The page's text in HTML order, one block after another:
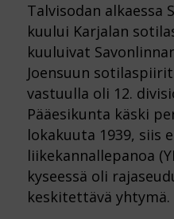
Talvisodan alkaessa
kuului Karjalan
kuuluivat
Joensuun
vastuulla oli 12.
Pääesikunta käski
lokakuuta 1939, siis
liikekannallepanoa
kyseessä oli
keskitettävä yhtymä.